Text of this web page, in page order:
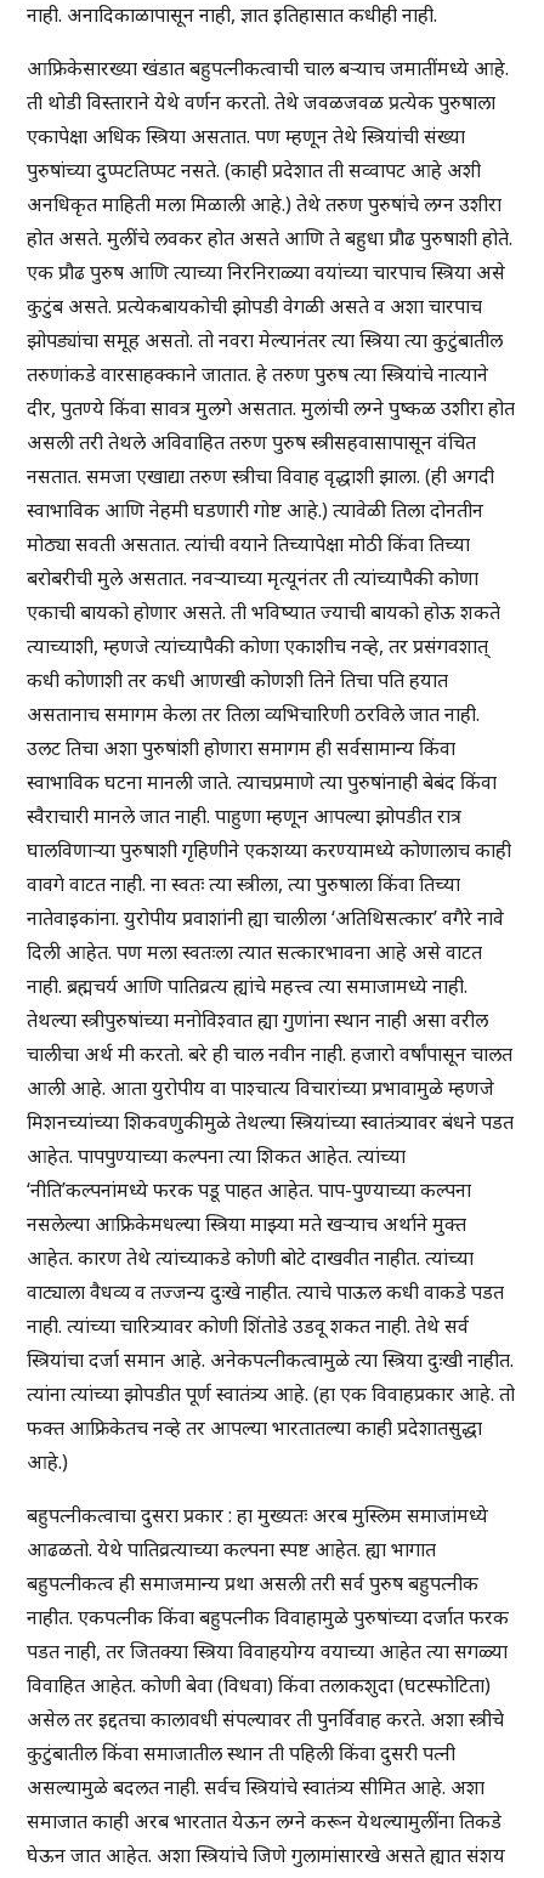
नाही. अनादिकाळापासून नाही, ज्ञात इतिहासात कधीही नाही.
आफ्रिकेसारख्या खंडात बहुपत्नीकत्वाची चाल बर्‍याच जमातींमध्ये आहे.
ती थोडी विस्ताराने येथे वर्णन करतो. तेथे जवळजवळ प्रत्येक पुरुषाला
एकापेक्षा अधिक स्त्रिया असतात. पण म्हणून तेथे स्त्रियांची संख्या
पुरुषांच्या दुप्पटतिप्पट नसते. (काही प्रदेशात ती सव्वापट आहे अशी
अनधिकृत माहिती मला मिळाली आहे.) तेथे तरुण पुरुषांचे लग्न उशीरा
होत असते. मुलींचे लवकर होत असते आणि ते बहुधा प्रौढ पुरुषाशी होते.
एक प्रौढ पुरुष आणि त्याच्या निरनिराळ्या वयांच्या चारपाच स्त्रिया असे
कुटुंब असते. प्रत्येकबायकोची झोपडी वेगळी असते व अशा चारपाच
झोपड्यांचा समूह असतो. तो नवरा मेल्यानंतर त्या स्त्रिया त्या कुटुंबातील
तरुणांकडे वारसाहक्काने जातात. हे तरुण पुरुष त्या स्त्रियांचे नात्याने
दीर, पुतण्ये किंवा सावत्र मुलगे असतात. मुलांची लग्ने पुष्कळ उशीरा होत
असली तरी तेथले अविवाहित तरुण पुरुष स्त्रीसहवासापासून वंचित
नसतात. समजा एखाद्या तरुण स्त्रीचा विवाह वृद्धाशी झाला. (ही अगदी
स्वाभाविक आणि नेहमी घडणारी गोष्ट आहे.) त्यावेळी तिला दोनतीन
मोठ्या सवती असतात. त्यांची वयाने तिच्यापेक्षा मोठी किंवा तिच्या
बरोबरीची मुले असतात. नवर्‍याच्या मृत्यूनंतर ती त्यांच्यापैकी कोणा
एकाची बायको होणार असते. ती भविष्यात ज्याची बायको होऊ शकते
त्याच्याशी, म्हणजे त्यांच्यापैकी कोणा एकाशीच नव्हे, तर प्रसंगवशात्
कधी कोणाशी तर कधी आणखी कोणशी तिने तिचा पति हयात
असतानाच समागम केला तर तिला व्यभिचारिणी ठरविले जात नाही.
उलट तिचा अशा पुरुषांशी होणारा समागम ही सर्वसामान्य किंवा
स्वाभाविक घटना मानली जाते. त्याचप्रमाणे त्या पुरुषांनाही बेबंद किंवा
स्वैराचारी मानले जात नाही. पाहुणा म्हणून आपल्या झोपडीत रात्र
घालविणार्‍या पुरुषाशी गृहिणीने एकशय्या करण्यामध्ये कोणालाच काही
वावगे वाटत नाही. ना स्वतः त्या स्त्रीला, त्या पुरुषाला किंवा तिच्या
नातेवाइकांना. युरोपीय प्रवाशांनी ह्या चालीला ‘अतिथिसत्कार’ वगैरे नावे
दिली आहेत. पण मला स्वतःला त्यात सत्कारभावना आहे असे वाटत
नाही. ब्रह्मचर्य आणि पातिव्रत्य ह्यांचे महत्त्व त्या समाजामध्ये नाही.
तेथल्या स्त्रीपुरुषांच्या मनोविश्वात ह्या गुणांना स्थान नाही असा वरील
चालीचा अर्थ मी करतो. बरे ही चाल नवीन नाही. हजारो वर्षांपासून चालत
आली आहे. आता युरोपीय वा पाश्चात्य विचारांच्या प्रभावामुळे म्हणजे
मिशनच्यांच्या शिकवणुकीमुळे तेथल्या स्त्रियांच्या स्वातंत्र्यावर बंधने पडत
आहेत. पापपुण्याच्या कल्पना त्या शिकत आहेत. त्यांच्या
‘नीति’कल्पनांमध्ये फरक पडू पाहत आहेत. पाप-पुण्याच्या कल्पना
नसलेल्या आफ्रिकेमधल्या स्त्रिया माझ्या मते खर्‍याच अर्थाने मुक्त
आहेत. कारण तेथे त्यांच्याकडे कोणी बोटे दाखवीत नाहीत. त्यांच्या
वाट्याला वैधव्य व तज्जन्य दुःखे नाहीत. त्याचे पाऊल कधी वाकडे पडत
नाही. त्यांच्या चारित्र्यावर कोणी शिंतोडे उडवू शकत नाही. तेथे सर्व
स्त्रियांचा दर्जा समान आहे. अनेकपत्नीकत्वामुळे त्या स्त्रिया दुःखी नाहीत.
त्यांना त्यांच्या झोपडीत पूर्ण स्वातंत्र्य आहे. (हा एक विवाहप्रकार आहे. तो
फक्त आफ्रिकेतच नव्हे तर आपल्या भारतातल्या काही प्रदेशातसुद्धा
आहे.)
बहुपत्नीकत्वाचा दुसरा प्रकार : हा मुख्यतः अरब मुस्लिम समाजांमध्ये
आढळतो. येथे पातिव्रत्याच्या कल्पना स्पष्ट आहेत. ह्या भागात
बहुपत्नीकत्व ही समाजमान्य प्रथा असली तरी सर्व पुरुष बहुपत्नीक
नाहीत. एकपत्नीक किंवा बहुपत्नीक विवाहामुळे पुरुषांच्या दर्जात फरक
पडत नाही, तर जितक्या स्त्रिया विवाहयोग्य वयाच्या आहेत त्या सगळ्या
विवाहित आहेत. कोणी बेवा (विधवा) किंवा तलाकशुदा (घटस्फोटिता)
असेल तर इद्दतचा कालावधी संपल्यावर ती पुनर्विवाह करते. अशा स्त्रीचे
कुटुंबातील किंवा समाजातील स्थान ती पहिली किंवा दुसरी पत्नी
असल्यामुळे बदलत नाही. सर्वच स्त्रियांचे स्वातंत्र्य सीमित आहे. अशा
समाजात काही अरब भारतात येऊन लग्ने करून येथल्यामुलींना तिकडे
घेऊन जात आहेत. अशा स्त्रियांचे जिणे गुलामांसारखे असते ह्यात संशय